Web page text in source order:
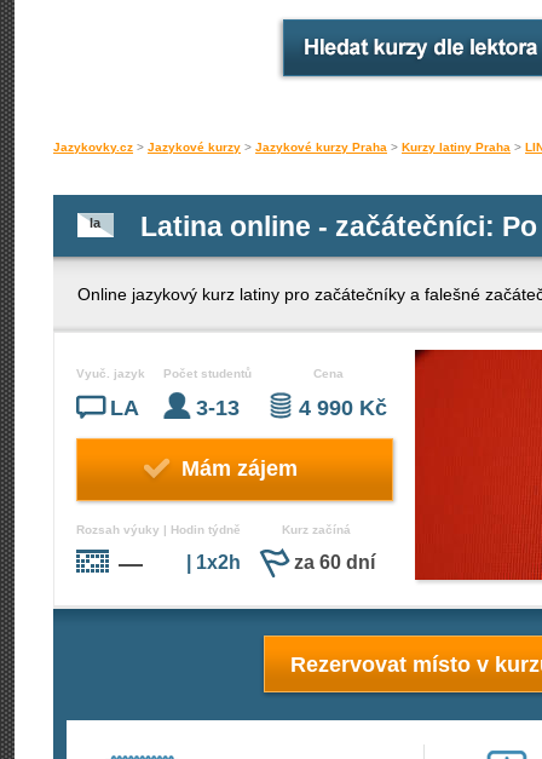
Jazykovky.cz > Jazykové kurzy > Jazykové kurzy Praha > Kurzy latiny Praha >
la Latina online - začátečníci: Po
Online jazykový kurz latiny pro začátečníky a falešné
Vyuč. jazyk
LA
Počet studentů
3-13
Cena
4 990 Kč
Mám zájem
Rozsah výuky | Hodin týdně
— | 1x2h
Kurz začíná
za 60 dní
Rezervovat místo v